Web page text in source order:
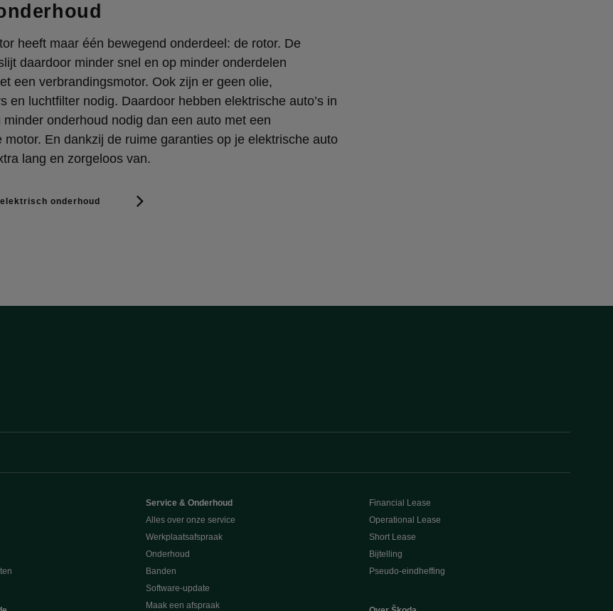
heeft maar één bewegend onderdeel: de rotor. De
daardoor minder snel en op minder onderdelen
een verbrandingsmotor. Ook zijn er geen olie,
en luchtfilter nodig. Daardoor hebben elektrische auto’s in
minder onderhoud nodig dan een auto met een
motor. En dankzij de ruime garanties op je elektrische auto
lang en zorgeloos van.
onderhoud
Service & Onderhoud
Alles over onze service
Werkplaatsafspraak
Onderhoud
Banden
Software-update
Maak een afspraak
Financial Lease
Operational Lease
Short Lease
Bijtelling
Pseudo-eindheffing